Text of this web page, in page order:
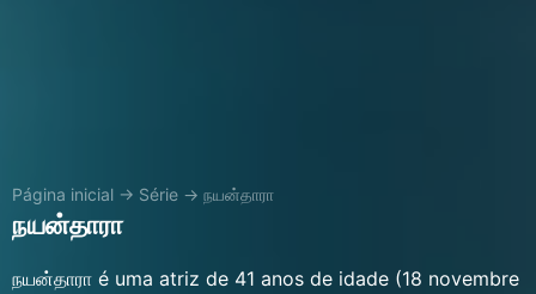
Página inicial → Série → நயன்தாரா
நயன்தாரா
நயன்தாரா é uma atriz de 41 anos de idade (18 novembre